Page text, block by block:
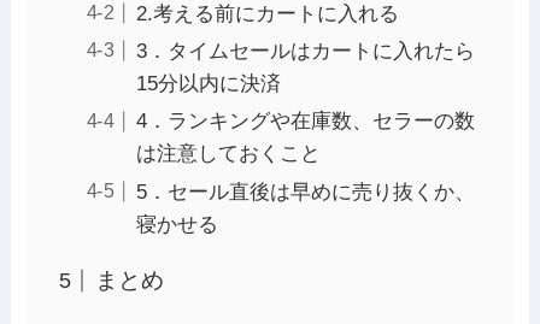
2.考える前にカートに入れる
3．タイムセールはカートに入れたら
15分以内に決済
4．ランキングや在庫数、セラーの数
は注意しておくこと
5．セール直後は早めに売り抜くか、
寝かせる
まとめ